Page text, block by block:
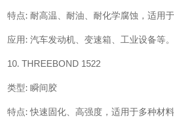
特点: 耐高温、耐油、耐化学腐蚀，适用
应用: 汽车发动机、变速箱、工业设备等。
10. THREEBOND 1522
类型: 瞬间胶
特点:快速固化、高强度，适用于多种材料